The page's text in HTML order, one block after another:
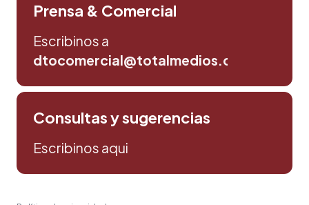
Prensa & Comercial
Escribinos a
dtocomercial@totalmedios.com
Consultas y sugerencias
Escribinos aqui